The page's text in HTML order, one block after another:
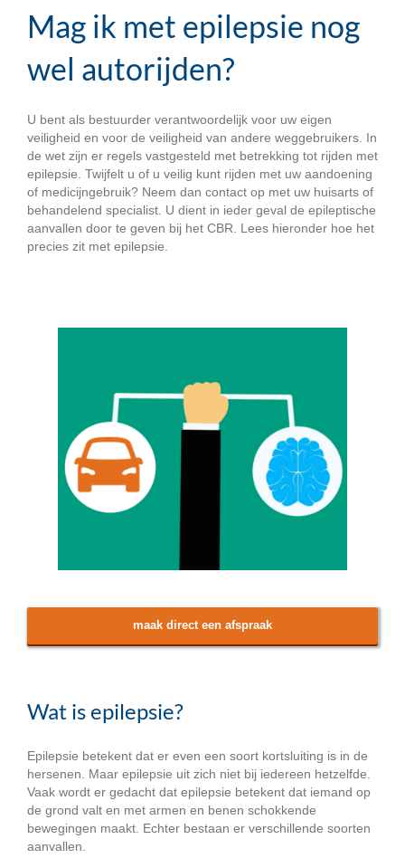
Mag ik met epilepsie nog
wel autorijden?
U bent als bestuurder verantwoordelijk voor uw eigen
veiligheid en voor de veiligheid van andere weggebruikers. In
de wet zijn er regels vastgesteld met betrekking tot rijden met
epilepsie. Twijfelt u of u veilig kunt rijden met uw aandoening
of medicijngebruik? Neem dan contact op met uw huisarts of
behandelend specialist. U dient in ieder geval de epileptische
aanvallen door te geven bij het CBR. Lees hieronder hoe het
precies zit met epilepsie.
maak direct een afspraak
Wat is epilepsie?
Epilepsie betekent dat er even een soort kortsluiting is in de
hersenen. Maar epilepsie uit zich niet bij iedereen hetzelfde.
Vaak wordt er gedacht dat epilepsie betekent dat iemand op
de grond valt en met armen en benen schokkende
bewegingen maakt. Echter bestaan er verschillende soorten
aanvallen.